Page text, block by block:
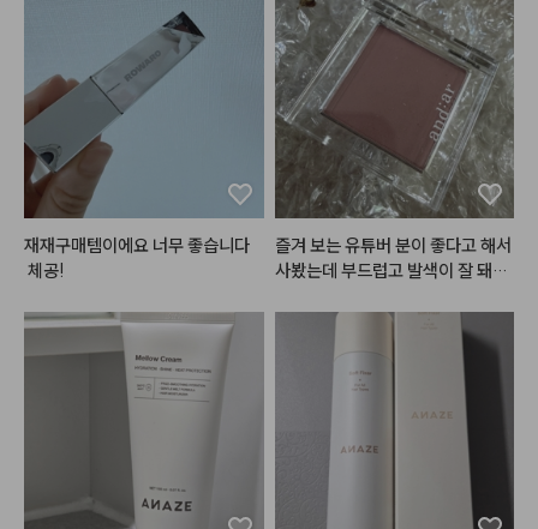
숄 모먼트 아이섀도우 팔
레트 [ 04 라일락모먼트 ]
5번 컬러로 눈 두덩이를 전체적으
로 발라주고
9번 컬러로 쌍꺼풀 라인에 음영을
주고
6번 컬러로 눈 두덩이 중앙을 시작
으로 가장자리까지 퍼뜨려 주고
10번 컬러로 눈 꼬리 음영을 준다
- #스킨푸드 버터리 치크 케이크 [
01 베리 앤 크림 ]
볼 중앙을 위주로 퍼뜨려준다
전체적으로 한번 발라주고 안쪽을
위주로 한 번 더 발라준다
#어네이즈 #레삐#결에센스#
매직기#테슬컷 #진주쌤
재재구매템이에요 너무 좋습니다
체공!
즐겨 보는 유튜버 분이 좋다고 해서
사봤는데 부드럽고 발색이 잘 돼서
엄청 쿨하지도 웜하지도 않은 뉴트
럴한 혈색 음영? 느낌이에요!!
붉은 색이라 많이 바르진 않는데 트
임 라이너로 뒷트임 그리고 이거 조
금 써서 풀어주면 울먹한 느낌이라